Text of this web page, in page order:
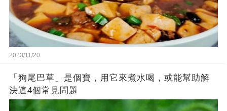
2023/11/20
「狗尾巴草」是個寶，用它來煮水喝，或能幫助解
決這4個常見問題